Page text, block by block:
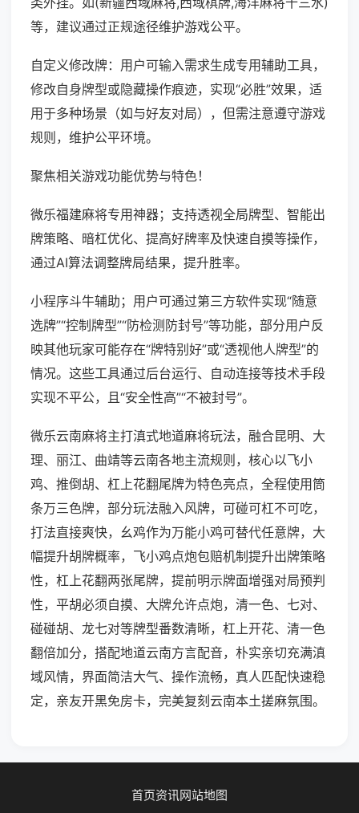
等，建议通过正规途径维护游戏公平。
自定义修改牌：用户可输入需求生成专用辅助工具，
修改自身牌型或隐藏操作痕迹，实现“必胜”效果，适
用于多种场景（如与好友对局），但需注意遵守游戏
规则，维护公平环境。
聚焦相关游戏功能优势与特色！
微乐福建麻将专用神器；支持透视全局牌型、智能出
牌策略、暗杠优化、提高好牌率及快速自摸等操作，
通过AI算法调整牌局结果，提升胜率。
小程序斗牛辅助；用户可通过第三方软件实现“随意
选牌”“控制牌型”“防检测防封号”等功能，部分用户反
映其他玩家可能存在“牌特别好”或“透视他人牌型”的
情况。这些工具通过后台运行、自动连接等技术手段
实现不平公，且“安全性高”“不被封号”。
微乐云南麻将主打滇式地道麻将玩法，融合昆明、大
理、丽江、曲靖等云南各地主流规则，核心以飞小
鸡、推倒胡、杠上花翻尾牌为特色亮点，全程使用筒
条万三色牌，部分玩法融入风牌，可碰可杠不可吃，
打法直接爽快，幺鸡作为万能小鸡可替代任意牌，大
幅提升胡牌概率，飞小鸡点炮包赔机制提升出牌策略
性，杠上花翻两张尾牌，提前明示牌面增强对局预判
性，平胡必须自摸、大牌允许点炮，清一色、七对、
碰碰胡、龙七对等牌型番数清晰，杠上开花、清一色
翻倍加分，搭配地道云南方言配音，朴实亲切充满滇
域风情，界面简洁大气、操作流畅，真人匹配快速稳
定，亲友开黑免房卡，完美复刻云南本土搓麻氛围。
首页资讯网站地图